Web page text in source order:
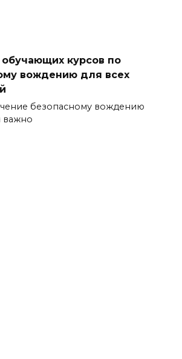
курсов по
вождению для всех
безопасному вождению
важно